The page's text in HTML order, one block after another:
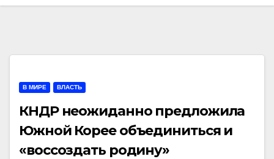
В МИРЕ ВЛАСТЬ
КНДР неожиданно предложила
Южной Корее объединиться и
«воссоздать родину»